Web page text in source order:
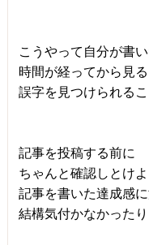
こうやって自分が書
時間が経ってから見
誤字を見つけられる
記事を投稿する前に
ちゃんと確認しとけ
記事を書いた達成感
結構気付かなかったり